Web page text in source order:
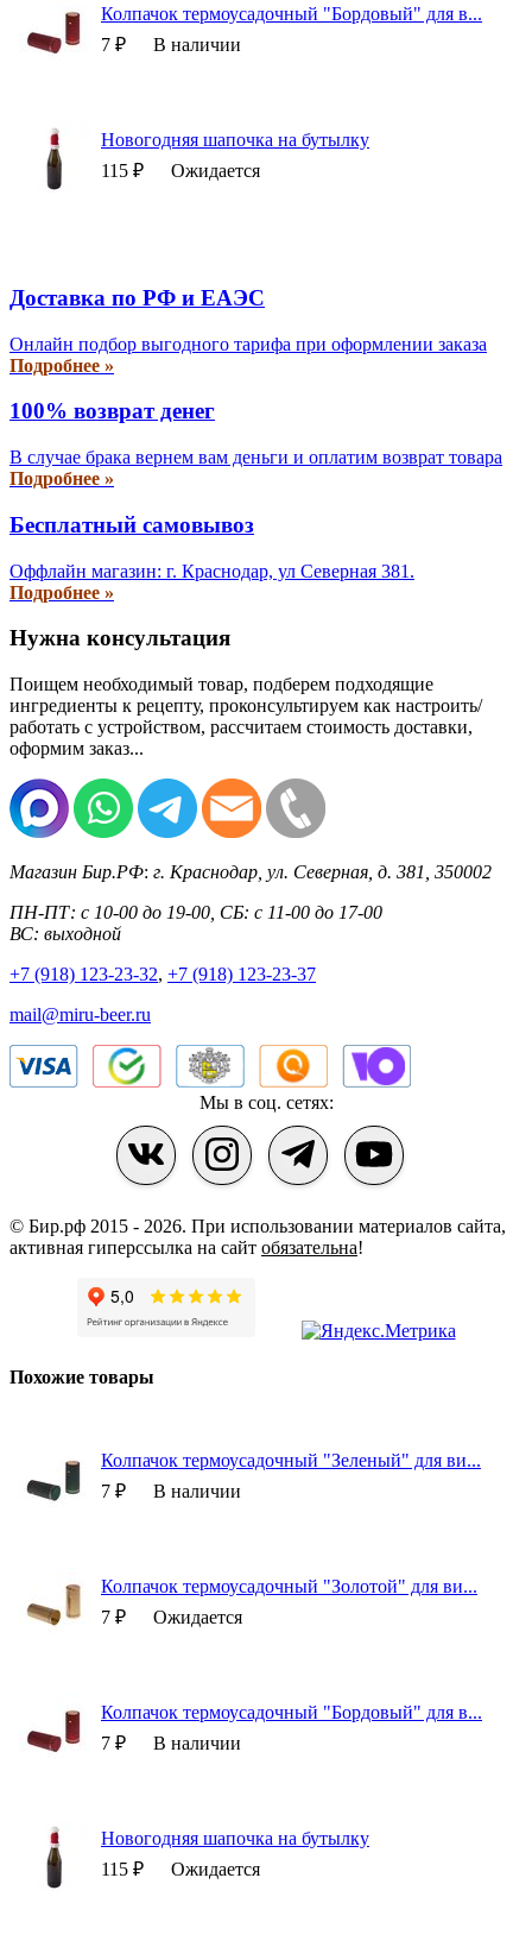
Колпачок термоусадочный "Бордовый" для в...
7 ₽
В наличии
Новогодняя шапочка на бутылку
115 ₽
Ожидается
Доставка по РФ и EAЭС
Онлайн подбор выгодного тарифа при оформлении заказа
Подробнее »
100% возврат денег
В случае брака вернем вам деньги и оплатим возврат товара
Подробнее »
Бесплатный самовывоз
Оффлайн магазин: г. Краснодар, ул Северная 381.
Подробнее »
Нужна консультация
Поищем необходимый товар, подберем подходящие
ингредиенты к рецепту, проконсультируем как настроить/
работать с устройством, рассчитаем стоимость доставки,
оформим заказ...
Магазин Бир.РФ: г. Краснодар ул. Северная, д. 381 350002
ПН-ПТ: с 10-00 до 19-00, СБ: с 11-00 до 17-00
ВС: выходной
+7 (918) 123-23-32, +7 (918) 123-23-37
mail@miru-beer.ru
Мы в соц. сетях:
© Бир.рф 2015 - 2026. При использовании материалов сайта,
активная гиперссылка на сайт обязательна!
Похожие товары
Колпачок термоусадочный "Зеленый" для ви...
7 ₽
В наличии
Колпачок термоусадочный "Золотой" для ви...
7 ₽
Ожидается
Колпачок термоусадочный "Бордовый" для в...
7 ₽
В наличии
Новогодняя шапочка на бутылку
115 ₽
Ожидается